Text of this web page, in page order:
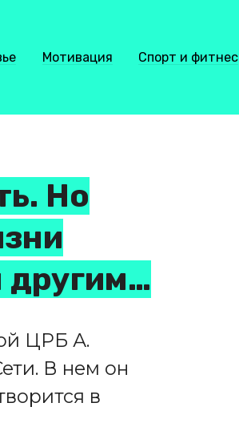
Мотивация Спорт и фитнес
Но
ЦРБ А.
В нем он
в